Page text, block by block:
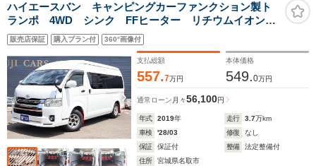
ハイエースバン キャンピングカーファンクション製ト
ランポ 4WD シンク FFヒーター リチウムイオンバ
ッテリー300Ahインバーター2000W ポータブル冷蔵
庫 社外品足回り リフトアップ
販売店保証 購入プラン付 360°画像付
支払総額
557.7万円
本体価格
549.0万円
通常ローン 月々56,100円
年式 2019年 走行 3.7万km
車検
'28/03 修復
なし
保証
保証付 整備
法定整備付
住所
宮城県名取市